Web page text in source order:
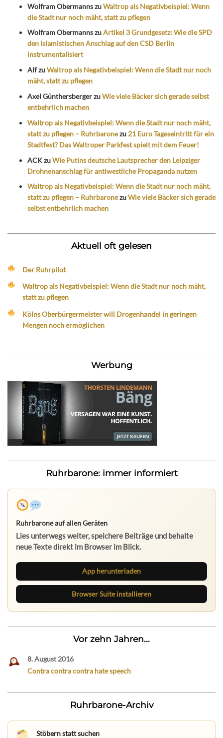
Wolfram ObermannszuWaltrop als Negativbeispiel: Wenn
die Stadt nur noch mäht, statt zu pflegen
Wolfram ObermannszuArtikel 3 Grundgesetz: Wie die SPD
den islamistischen Anschlag auf den CSD Berlin
instrumentalisiert
AlfzuWaltrop als Negativbeispiel: Wenn die Stadt nur noch
mäht, statt zu pflegen
Axel GünthersbergerzuWie viele Bäcker sich gerade selbst
entbehrlich machen
Waltrop als Negativbeispiel: Wenn die Stadt nur noch mäht,
statt zu pflegen – Ruhrbaronezu 21 Euro Tageseintritt für ein
Stadtfest? Das Waltroper Parkfest spielt mit dem Feuer!
ACKzuWie Putins deutsche Lautsprecher den Leipziger
Drohnenanschlag für antiwestliche Propaganda nutzen
Waltrop als Negativbeispiel: Wenn die Stadt nur noch mäht,
statt zu pflegen – RuhrbaronezuWie viele Bäcker sich gerade
selbst entbehrlich machen
Aktuell oft gelesen
Der Ruhrpilot
Waltrop als Negativbeispiel: Wenn die Stadt nur noch mäht,
statt zu pflegen
Kölns Oberbürgermeister will Drogenhandel in geringen
Mengen noch ermöglichen
Werbung
Ruhrbarone: immer informiert
Ruhrbarone auf allen Geräten
Lies unterwegs weiter, speichere Beiträge und behalte
neue Texte direkt im Browser im Blick.
App herunterladen
Browser Suite installieren
Vor zehn Jahren...
8. August 2016
Contra contra contra hate speech
Ruhrbarone-Archiv
Stöbern statt suchen